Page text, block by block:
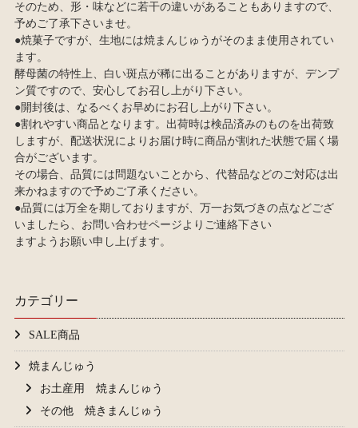
そのため、形・味などに若干の違いがあることもありますので、
予めご了承下さいませ。
●焼菓子ですが、生地には焼まんじゅうがそのまま使用されてい
ます。
酵母菌の特性上、白い斑点が稀に出ることがありますが、デンプ
ン質ですので、安心してお召し上がり下さい。
●開封後は、なるべくお早めにお召し上がり下さい。
●割れやすい商品となります。出荷時は検品済みのものを出荷致
しますが、配送状況によりお届け時に商品が割れた状態で届く場
合がございます。
その場合、品質には問題ないことから、代替品などのご対応は出
来かねますので予めご了承ください。
●品質には万全を期しておりますが、万一お気づきの点などござ
いましたら、お問い合わせページよりご連絡下さい
ますようお願い申し上げます。
カテゴリー
SALE商品
焼まんじゅう
お土産用 焼まんじゅう
その他 焼きまんじゅう